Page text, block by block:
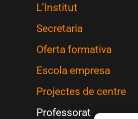
L’Institut
Secretaria
Oferta formativa
Escola empresa
Projectes de centre
Professorat